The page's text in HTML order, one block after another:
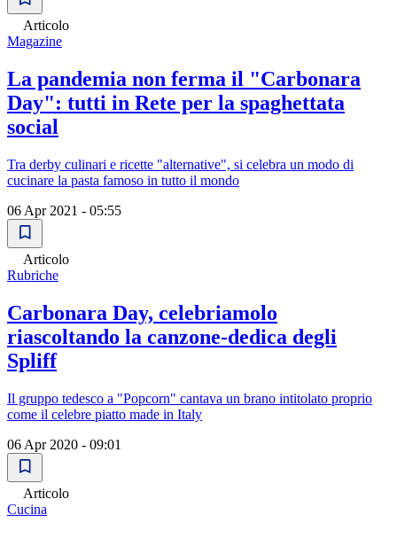
Articolo
Magazine
La pandemia non ferma il "Carbonara
Day": tutti in Rete per la spaghettata
social
Tra derby culinari e ricette "alternative", si celebra un modo di
cucinare la pasta famoso in tutto il mondo
06 Apr 2021 - 05:55
Articolo
Rubriche
Carbonara Day, celebriamolo
riascoltando la canzone-dedica degli
Spliff
Il gruppo tedesco a "Popcorn" cantava un brano intitolato proprio
come il celebre piatto made in Italy
06 Apr 2020 - 09:01
Articolo
Cucina